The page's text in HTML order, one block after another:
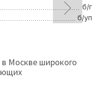
б/г
б/уп
Москве широкого